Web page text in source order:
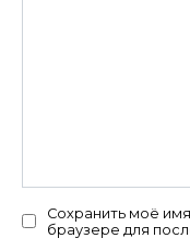
Сохранить моё
браузере для